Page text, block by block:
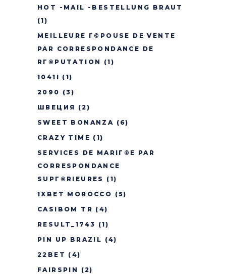
HOT -MAIL -BESTELLUNG BRAUT
(1)
MEILLEURE Г©POUSE DE VENTE
PAR CORRESPONDANCE DE
RГ©PUTATION
(1)
1041I (1)
2090 (3)
ШВЕЦИЯ (2)
SWEET BONANZA (6)
CRAZY TIME (1)
SERVICES DE MARIГ©E PAR
CORRESPONDANCE
SUPГ©RIEURES
(1)
1XBET MOROCCO (5)
CASIBOM TR (4)
RESULT_1743 (1)
PIN UP BRAZIL (4)
22BET (4)
FAIRSPIN
(2)